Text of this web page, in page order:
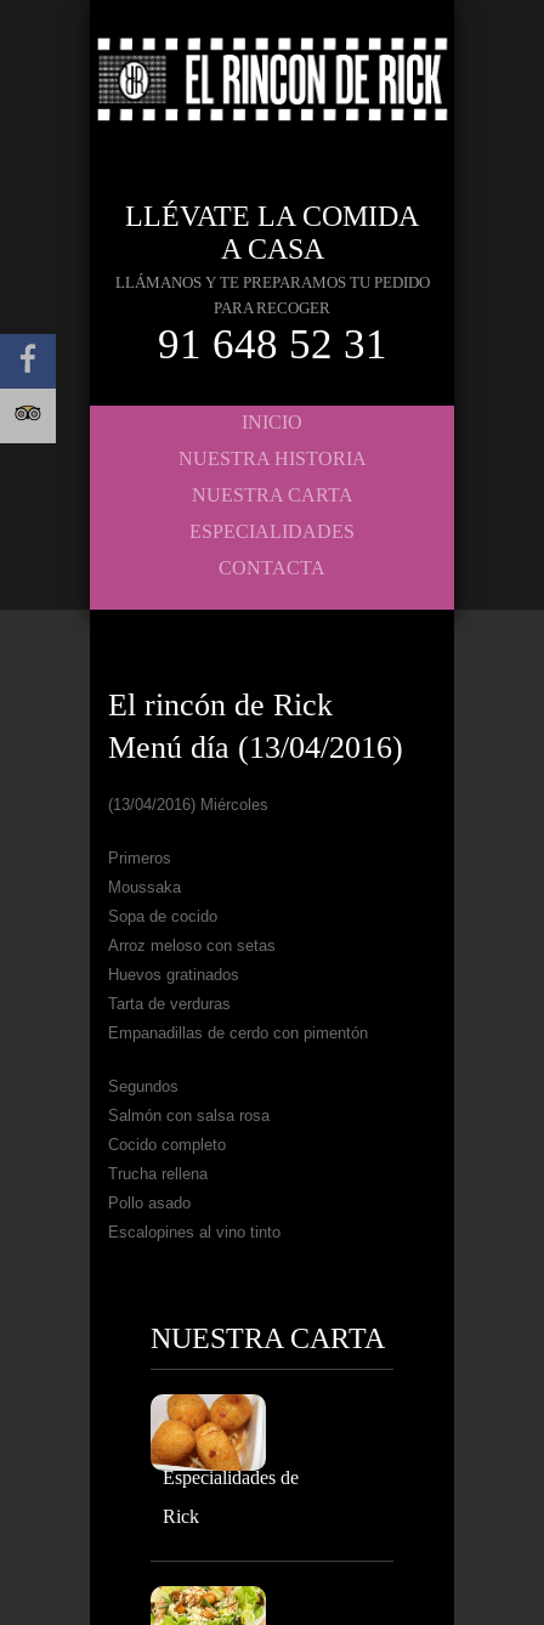
LLÉVATE LA COMIDA
A CASA
LLÁMANOS Y TE PREPARAMOS TU PEDIDO
PARA RECOGER
91 648 52 31
INICIO
NUESTRA HISTORIA
NUESTRA CARTA
ESPECIALIDADES
CONTACTA
El rincón de Rick
Menú día (13/04/2016)
(13/04/2016) Miércoles
Primeros
Moussaka
Sopa de cocido
Arroz meloso con setas
Huevos gratinados
Tarta de verduras
Empanadillas de cerdo con pimentón
Segundos
Salmón con salsa rosa
Cocido completo
Trucha rellena
Pollo asado
Escalopines al vino tinto
NUESTRA CARTA
Especialidades de
Rick